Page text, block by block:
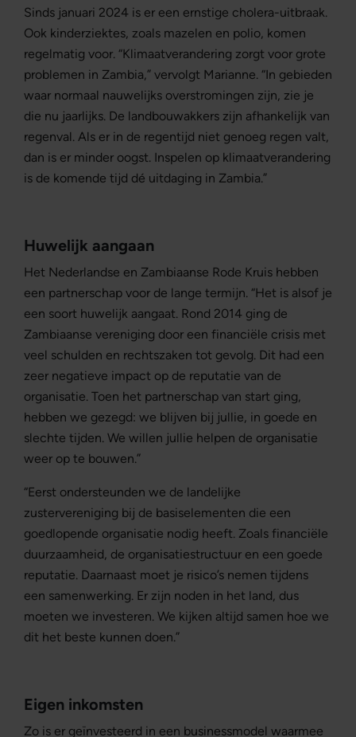
Sinds januari 2024 is er een ernstige cholera-uitbraak.
Ook kinderziektes, zoals mazelen en polio, komen
regelmatig voor. “Klimaatverandering zorgt voor grote
problemen in Zambia,” vervolgt Marianne. “In gebieden
waar normaal nauwelijks overstromingen zijn, zie je
die nu jaarlijks. De landbouwakkers zijn afhankelijk van
regenval. Als er in de regentijd niet genoeg regen valt,
dan is er minder oogst. Inspelen op klimaatverandering
is de komende tijd dé uitdaging in Zambia.”
Huwelijk aangaan
Het Nederlandse en Zambiaanse Rode Kruis hebben
een partnerschap voor de lange termijn. “Het is alsof je
een soort huwelijk aangaat. Rond 2014 ging de
Zambiaanse vereniging door een financiële crisis met
veel schulden en rechtszaken tot gevolg. Dit had een
zeer negatieve impact op de reputatie van de
organisatie. Toen het partnerschap van start ging,
hebben we gezegd: we blijven bij jullie, in goede en
slechte tijden. We willen jullie helpen de organisatie
weer op te bouwen.”
“Eerst ondersteunden we de landelijke
zustervereniging bij de basiselementen die een
goedlopende organisatie nodig heeft. Zoals financiële
duurzaamheid, de organisatiestructuur en een goede
reputatie. Daarnaast moet je risico’s nemen tijdens
een samenwerking. Er zijn noden in het land, dus
moeten we investeren. We kijken altijd samen hoe we
dit het beste kunnen doen.”
Eigen inkomsten
Zo is er geïnvesteerd in een businessmodel waarmee